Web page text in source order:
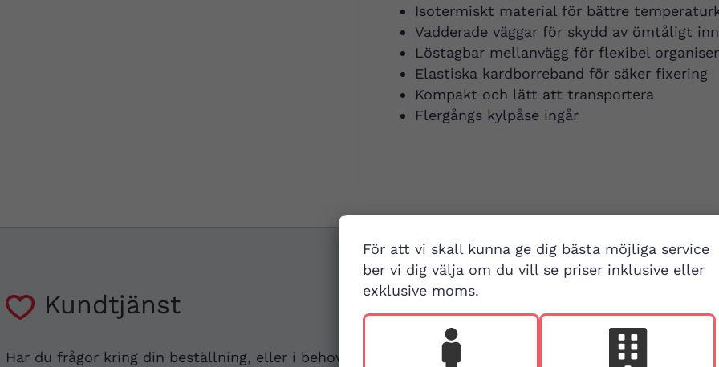
För att vi skall kunna ge dig bästa möjliga service
ber vi dig välja om du vill se priser inklusive eller
exklusive moms.
Isotermiskt material för bättre
Vadderade väggar för skydd av ömtåligt
Löstagbar mellanvägg för flexibel
Elastiska kardborreband för säker fixering
Kompakt och lätt att transportera
Flergångs kylpåse ingår
Kundtjänst
Har du frågor kring din beställning, eller i behov av
First Aid Sweden